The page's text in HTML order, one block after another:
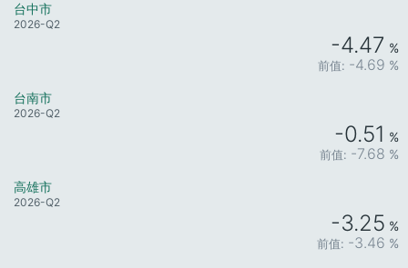
台中市
2026-Q2
-4.47 %
-4.69 %
台南市
2026-Q2
-0.51 %
-7.68 %
高雄市
2026-Q2
-3.25 %
-3.46 %